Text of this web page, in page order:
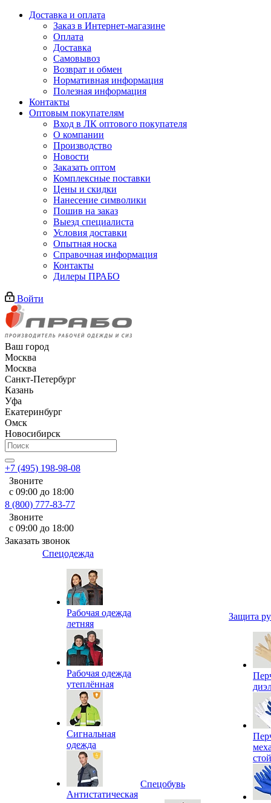
Доставка и оплата
Заказ в Интернет-магазине
Оплата
Доставка
Самовывоз
Возврат и обмен
Нормативная информация
Полезная информация
Контакты
Оптовым покупателям
Вход в ЛК оптового покупателя
О компании
Производство
Новости
Заказать оптом
Комплексные поставки
Цены и скидки
Нанесение символики
Пошив на заказ
Выезд специалиста
Условия доставки
Опытная носка
Справочная информация
Контакты
Дилеры ПРАБО
Войти
Ваш город
Москва
Москва
Санкт-Петербург
Казань
Уфа
Екатеринбург
Омск
Новосибирск
+7 (495) 198-98-08
Звоните
с 09:00 до 18:00
8 (800) 777-83-77
Звоните
с 09:00 до 18:00
Заказать звонок
Спецодежда
Рабочая одежда
летняя
Рабочая одежда
утеплённая
Сигнальная
одежда
Антистатическая
Спецобувь
Защита